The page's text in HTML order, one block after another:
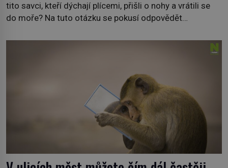
tito savci, kteří dýchají plícemi, přišli o nohy a vrátili se
do moře? Na tuto otázku se pokusí odpovědět
premiéru ve čtvrtek 29. února ve 20:00 na televizní